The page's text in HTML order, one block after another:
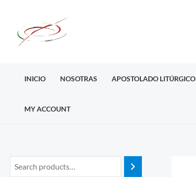
contenido
INICIO NOSOTRAS APOSTOLADO LITÚRGICO
MY ACCOUNT